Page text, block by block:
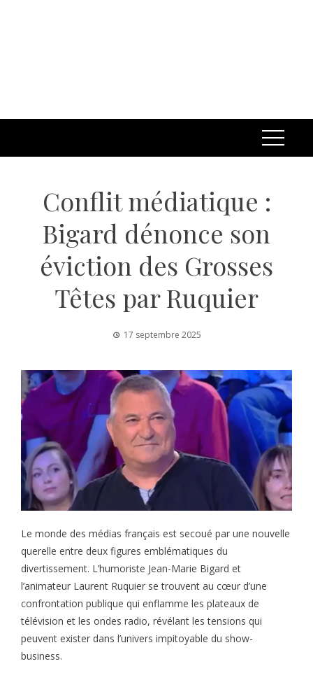
Conflit médiatique :
Bigard dénonce son
éviction des Grosses
Têtes par Ruquier
17 septembre 2025
Le monde des médias français est secoué par une nouvelle
querelle entre deux figures emblématiques du
divertissement. L’humoriste Jean-Marie Bigard et
l’animateur Laurent Ruquier se trouvent au cœur d’une
confrontation publique qui enflamme les plateaux de
télévision et les ondes radio, révélant les tensions qui
peuvent exister dans l’univers impitoyable du show-
business.